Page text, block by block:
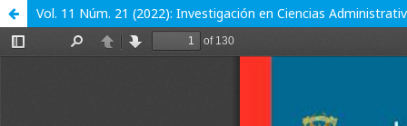
Vol. 11 Núm. 21 (2022): Investigación en Ciencias